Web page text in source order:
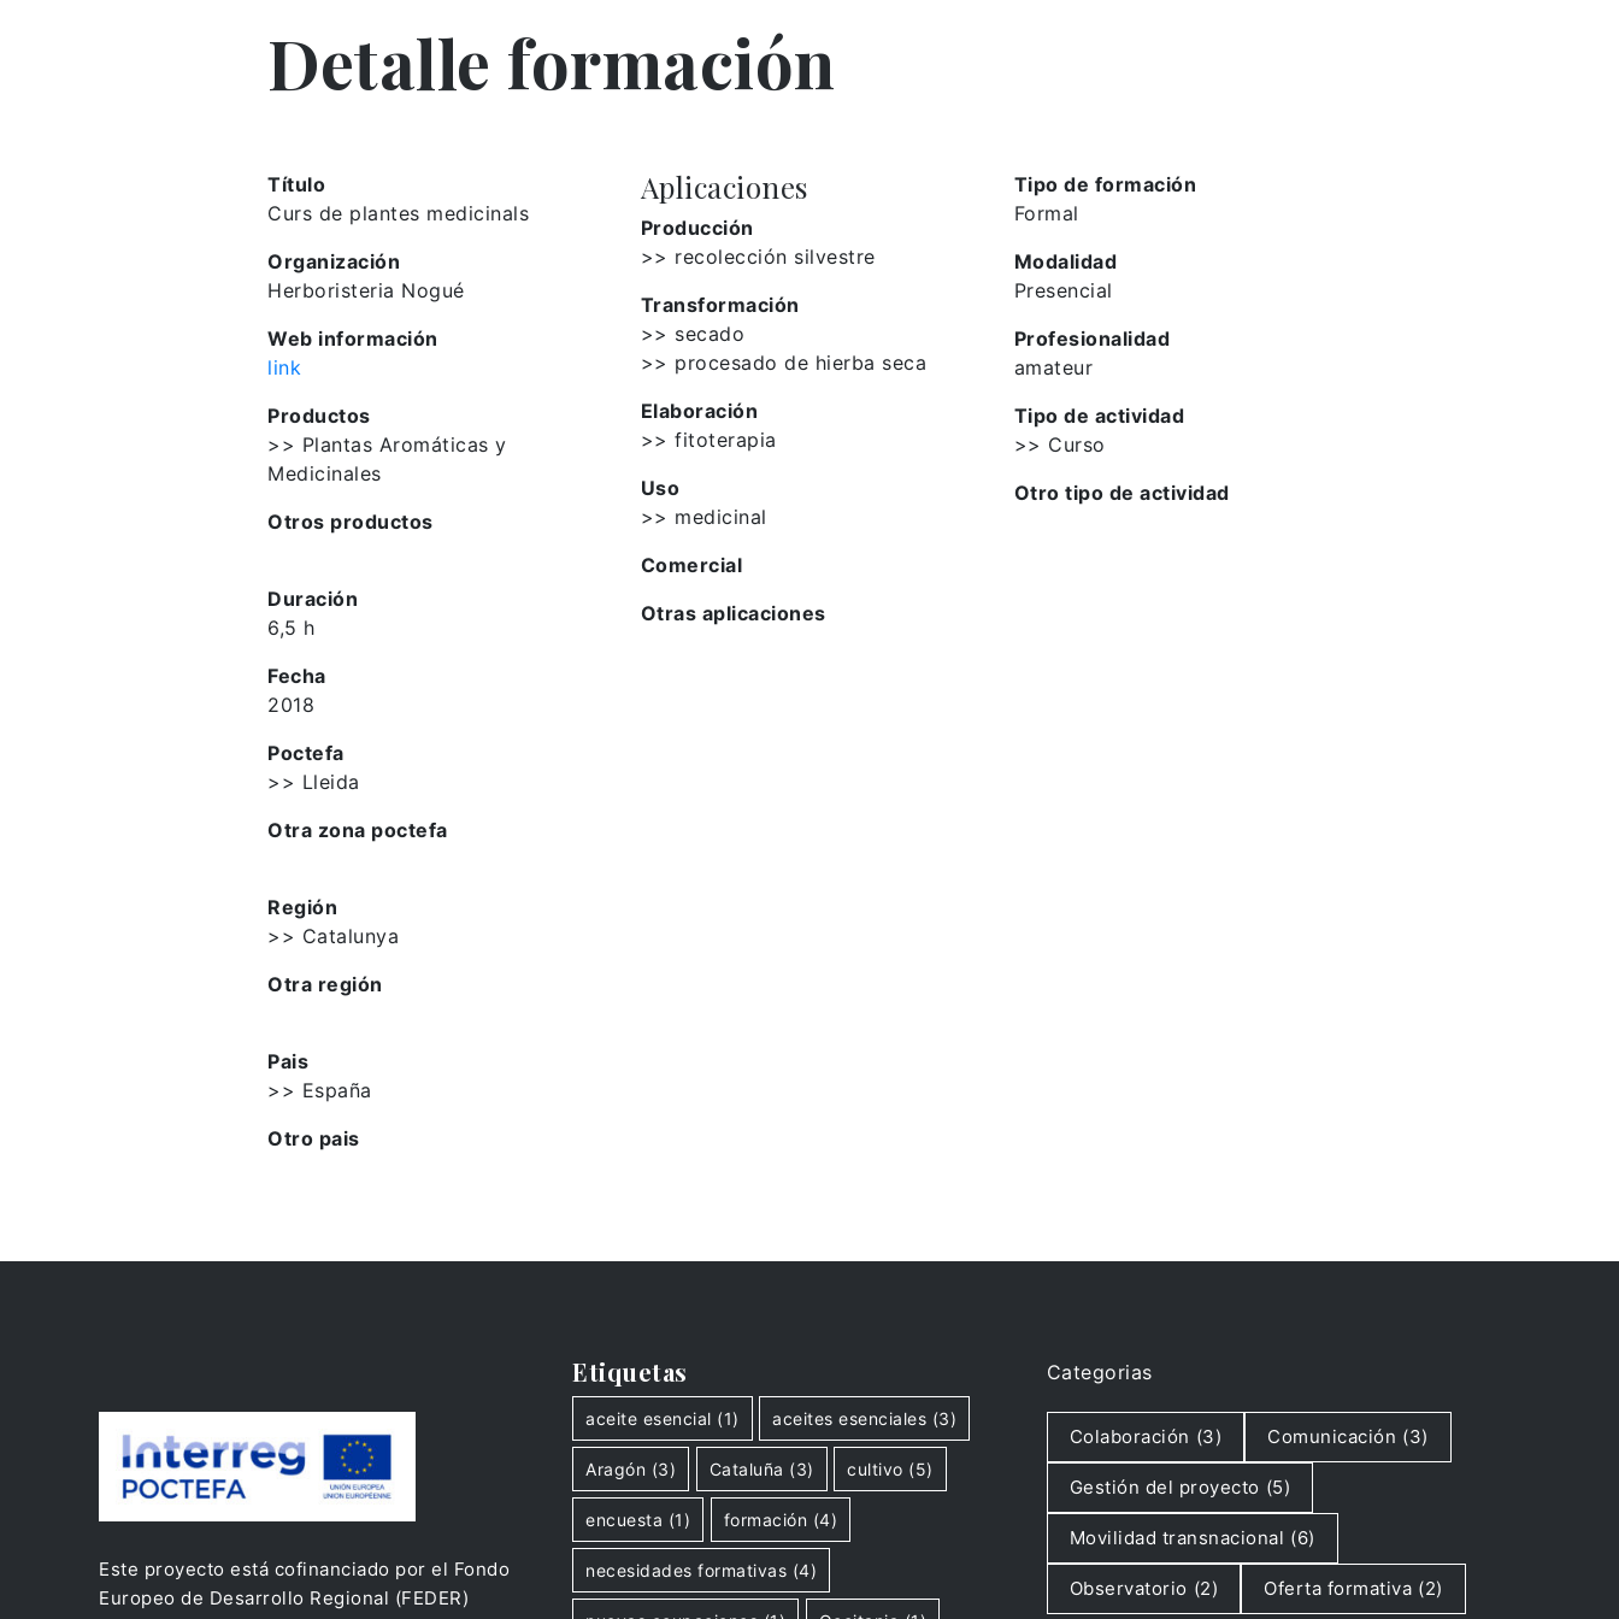
Detalle formación
Título
Curs de plantes medicinals
Organización
Herboristeria Nogué
Web información
link
Productos
>> Plantas Aromáticas y
Medicinales
Otros productos
Duración
6,5 h
Fecha
2018
Poctefa
>> Lleida
Otra zona poctefa
Región
>> Catalunya
Otra región
Pais
>> España
Otro pais
Aplicaciones
Producción
>> recolección silvestre
Transformación
>> secado
>> procesado de hierba seca
Elaboración
>> fitoterapia
Uso
>> medicinal
Comercial
Otras aplicaciones
Tipo de formación
Formal
Modalidad
Presencial
Profesionalidad
amateur
Tipo de actividad
>> Curso
Otro tipo de actividad
Este proyecto está cofinanciado por el Fondo
Europeo de Desarrollo Regional (FEDER)
Etiquetas
aceite esencial (1) aceites esenciales (3)
Aragón (3) Cataluña (3) cultivo (5)
encuesta (1) formación (4)
necesidades formativas (4)
Categorias
Colaboración (3) Comunicación (3)
Gestión del proyecto (5)
Movilidad transnacional (6)
Observatorio (2) Oferta formativa (2)